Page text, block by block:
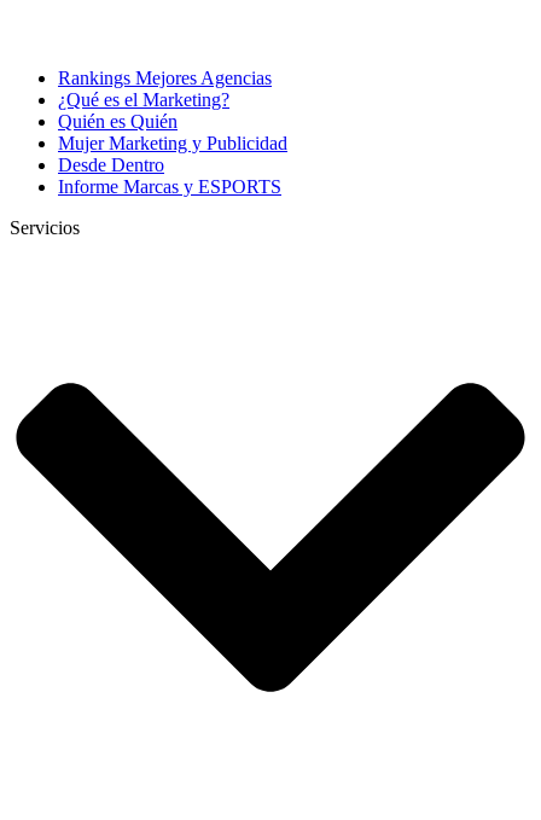
Rankings Mejores Agencias
¿Qué es el Marketing?
Quién es Quién
Mujer Marketing y Publicidad
Desde Dentro
Informe Marcas y ESPORTS
Servicios